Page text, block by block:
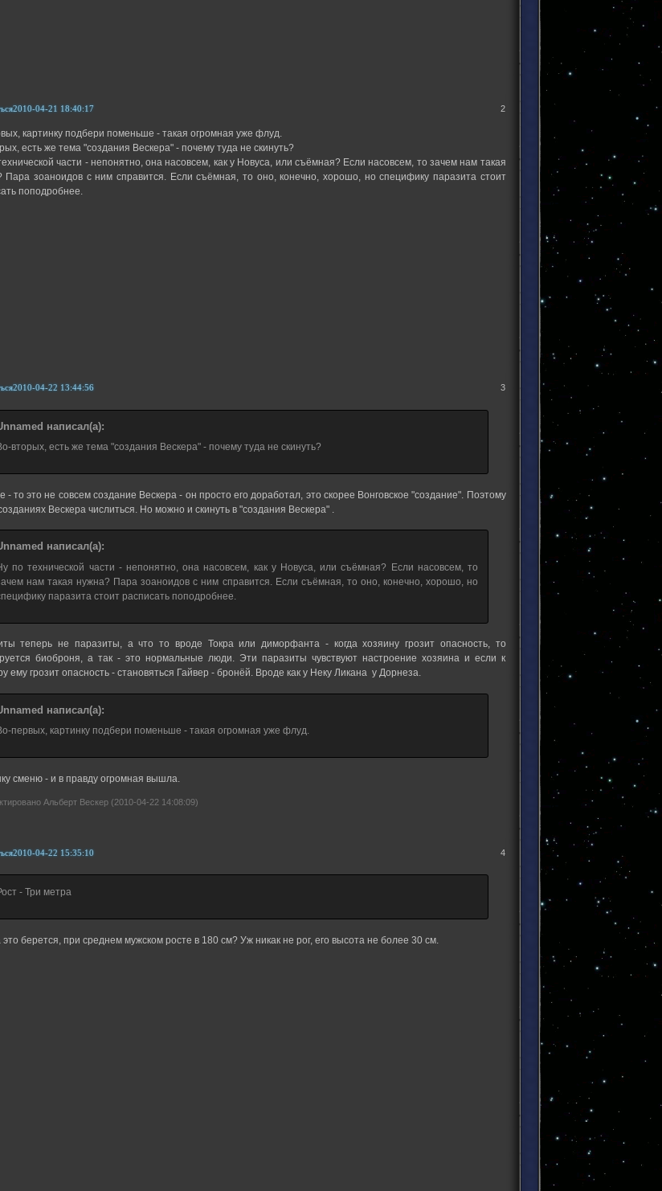
2
2010-04-21 18:40:17
картинку подбери поменьше - такая огромная уже флуд.
есть же тема "создания Вескера" - почему туда не скинуть?
части - непонятно, она насовсем, как у Новуса, или съёмная? Если насовсем, то зачем нам такая
Пара зоаноидов с ним справится. Если съёмная, то оно, конечно, хорошо, но специфику паразита стоит
поподробнее.
3
2010-04-22 13:44:56
написал(а):
вторых, есть же тема "создания Вескера" - почему туда не скинуть?
- то это не совсем создание Вескера - он просто его доработал, это скорее Вонговское "создание". Поэтому
Вескера числиться. Но можно и скинуть в "создания Вескера" .
написал(а):
по технической части - непонятно, она насовсем, как у Новуса, или съёмная? Если насовсем, то
нам такая нужна? Пара зоаноидов с ним справится. Если съёмная, то оно, конечно, хорошо, но
паразита стоит расписать поподробнее.
теперь не паразиты, а что то вроде Токра или диморфанта - когда хозяину грозит опасность, то
биоброня, а так - это нормальные люди. Эти паразиты чувствуют настроение хозяина и если к
ему грозит опасность - становяться Гайвер - бронёй. Вроде как у Неку Ликана у Дорнеза.
написал(а):
первых, картинку подбери поменьше - такая огромная уже флуд.
сменю - и в правду огромная вышла.
Альберт Вескер (2010-04-22 14:08:09)
4
2010-04-22 15:35:10
- Три метра
это берется, при среднем мужском росте в 180 см? Уж никак не рог, его высота не более 30 см.